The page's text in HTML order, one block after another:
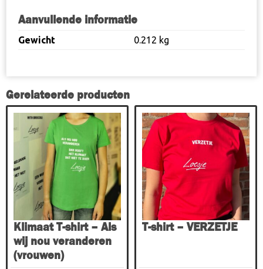
Aanvullende informatie
Gewicht 0.212 kg
Gerelateerde producten
Klimaat T-shirt – Als
wij nou veranderen
(vrouwen)
Dit
product
heeft
meerdere
variaties.
Deze
optie
gekozen
worden
op
de
T-shirt – VERZETJE
Dit
product
heeft
meerdere
variaties.
Deze
optie
kan
gekozen
de